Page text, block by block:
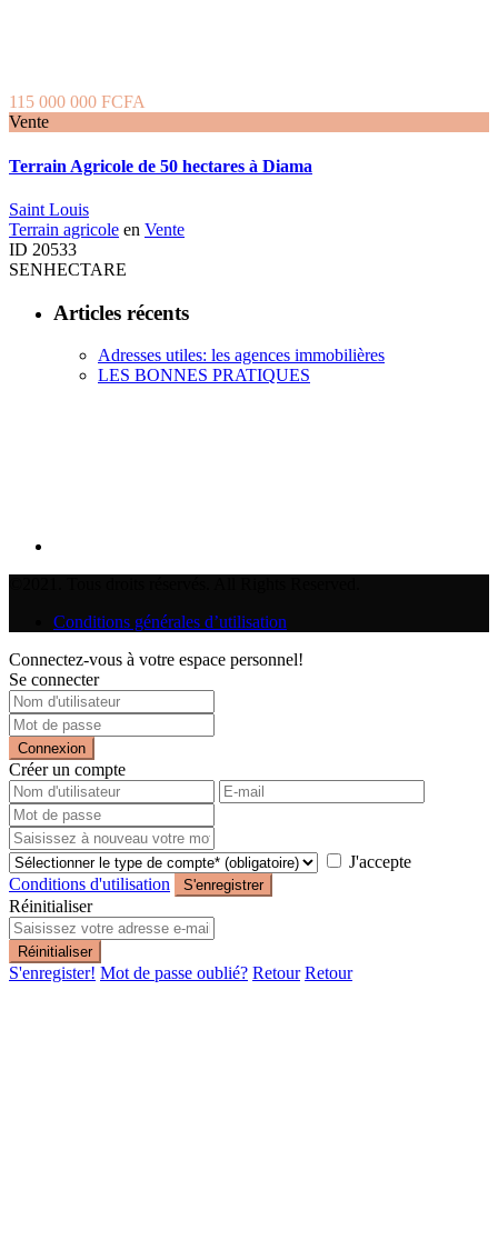
115 000 000 FCFA
Vente
Terrain Agricole de 50 hectares à Diama
Saint Louis
Terrain agricole en Vente
ID 20533
SENHECTARE
Articles récents
Adresses utiles: les agences immobilières
LES BONNES PRATIQUES
Conditions générales d’utilisation
Connectez-vous à votre espace personnel!
Se connecter
Connexion
Créer un compte
J'accepte
Conditions d'utilisation
S'enregistrer
Réinitialiser
Réinitialiser
S'enregister! Mot de passe oublié? Retour Retour